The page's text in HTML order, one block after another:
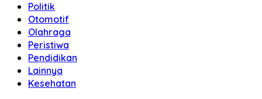
Politik
Otomotif
Olahraga
Peristiwa
Pendidikan
Lainnya
Kesehatan